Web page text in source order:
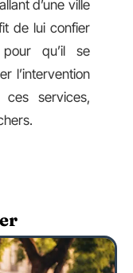
d’une ville
de lui confier
qu’il se
l’intervention
ces services,